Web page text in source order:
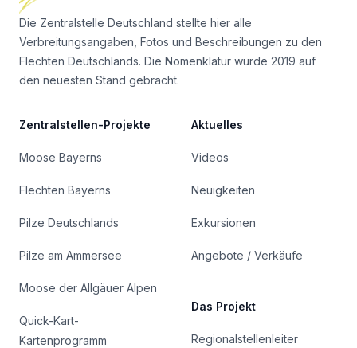
Die Zentralstelle Deutschland stellte hier alle
Verbreitungsangaben, Fotos und Beschreibungen zu den
Flechten Deutschlands. Die Nomenklatur wurde 2019 auf
den neuesten Stand gebracht.
Zentralstellen-Projekte
Moose Bayerns
Flechten Bayerns
Pilze Deutschlands
Pilze am Ammersee
Moose der Allgäuer Alpen
Quick-Kart-
Kartenprogramm
Aktuelles
Videos
Neuigkeiten
Exkursionen
Angebote / Verkäufe
Das Projekt
Regionalstellenleiter